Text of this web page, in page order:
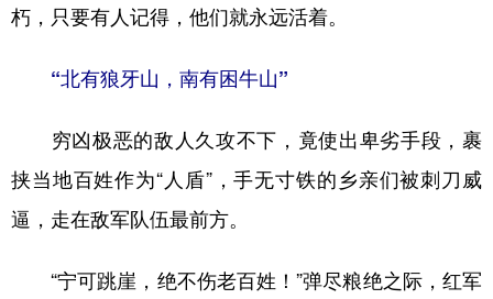
浙江 安徽
山东 河南 湖北 湖南
广东 广西 海南 重庆
四川 贵州
陕西 青海
朽，只要有人记得，他们就永远活着。
“北有狼牙山，南有困牛山”
穷凶极恶的敌人久攻不下，竟使出卑劣手段，裹
挟当地百姓作为“人盾”，手无寸铁的乡亲们被刺刀威
逼，走在敌军队伍最前方。
“宁可跳崖，绝不伤老百姓！”弹尽粮绝之际，红军